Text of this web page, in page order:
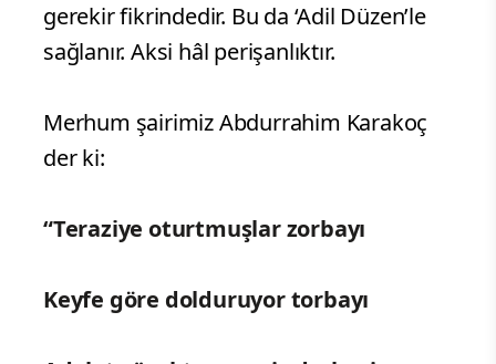
gerekir fikrindedir. Bu da ‘Adil Düzen’le
sağlanır. Aksi hâl perişanlıktır.
Merhum şairimiz Abdurrahim Karakoç
der ki:
“Teraziye oturtmuşlar zorbayı
Keyfe göre dolduruyor torbayı